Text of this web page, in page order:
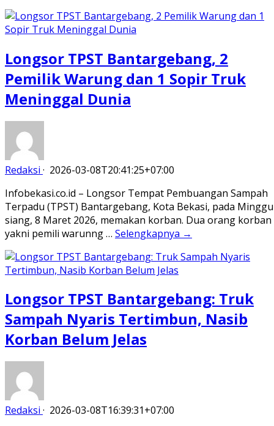
Longsor TPST Bantargebang, 2
Pemilik Warung dan 1 Sopir Truk
Meninggal Dunia
Redaksi · 2026-03-08T20:41:25+07:00
Infobekasi.co.id – Longsor Tempat Pembuangan Sampah
Terpadu (TPST) Bantargebang, Kota Bekasi, pada Minggu
siang, 8 Maret 2026, memakan korban. Dua orang korban
yakni pemili warunng … Selengkapnya →
Longsor TPST Bantargebang: Truk
Sampah Nyaris Tertimbun, Nasib
Korban Belum Jelas
Redaksi · 2026-03-08T16:39:31+07:00